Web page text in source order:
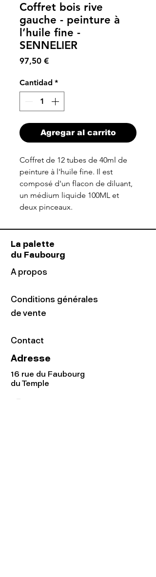
Coffret bois rive
gauche - peinture à
l’huile fine -
SENNELIER
97,50 €Precio
Cantidad *
Agregar al carrito
Coffret de 12 tubes de 40ml de
peinture à l'huile fine. Il est
composé d'un flacon de diluant,
un médium liquide 100ML et
deux pinceaux.
La palette
du Faubourg
A propos
Conditions générales
de vente
Contact
Adresse
16 rue du Faubourg
du Temple
75011 Paris